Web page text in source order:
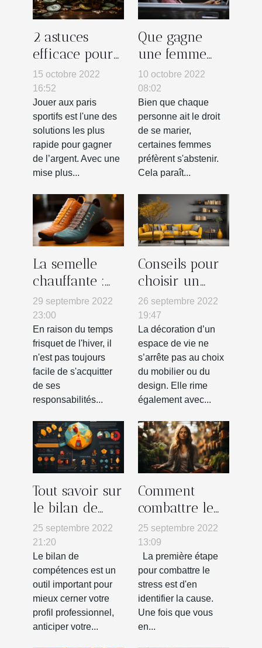
2 astuces
efficace pour
réussir ces
paris sportifs
15 octobre 2022
16:52
Jouer aux paris
sportifs est l'une des
solutions les plus
rapide pour gagner
de l’argent. Avec une
mise plus...
Que gagne
une femme
qui reste
célibataire ?
10 octobre 2022
08:02
Bien que chaque
personne ait le droit
de se marier,
certaines femmes
préfèrent s'abstenir.
Cela paraît...
La semelle
chauffante :
pourquoi
l'utiliser ?
29 septembre 2022
23:00
En raison du temps
frisquet de l'hiver, il
n'est pas toujours
facile de s'acquitter
de ses
responsabilités...
Conseils pour
choisir un
tableau mural
26 septembre 2022
19:47
La décoration d’un
espace de vie ne
s’arrête pas au choix
du mobilier ou du
design. Elle rime
également avec...
Tout savoir sur
le bilan de
compétences
25 septembre 2022
21:20
Le bilan de
compétences est un
outil important pour
mieux cerner votre
profil professionnel,
anticiper votre...
Comment
combattre le
stress
25 septembre 2022
13:09
La première étape
pour combattre le
stress est d'en
identifier la cause.
Une fois que vous
en...